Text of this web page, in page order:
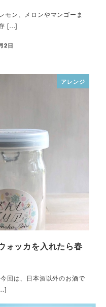
モン、メロンやマンゴーま
[…]
2日
アレンジ
ォッカを入れたら春
回は、日本酒以外のお酒で